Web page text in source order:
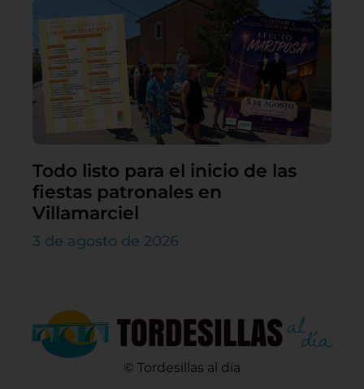
Todo listo para el inicio de las
fiestas patronales en
Villamarciel
3 de agosto de 2026
© Tordesillas al día